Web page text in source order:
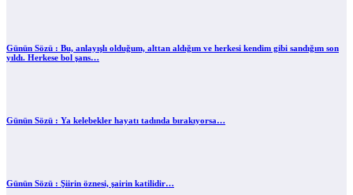
Günün Sözü : Bu, anlayışlı olduğum, alttan aldığım ve herkesi kendim gibi sandığım son
yıldı. Herkese bol şans…
Günün Sözü : Ya kelebekler hayatı tadında bırakıyorsa…
Günün Sözü : Şiirin öznesi, şairin katilidir…